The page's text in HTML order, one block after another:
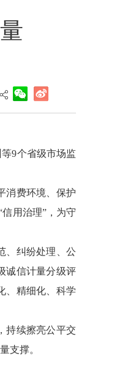
9个省级市场监
消费环境、保护
用治理”，为守
、纠纷处理、公
诚信计量分级评
、精细化、科学
持续擦亮公平交
支撑。